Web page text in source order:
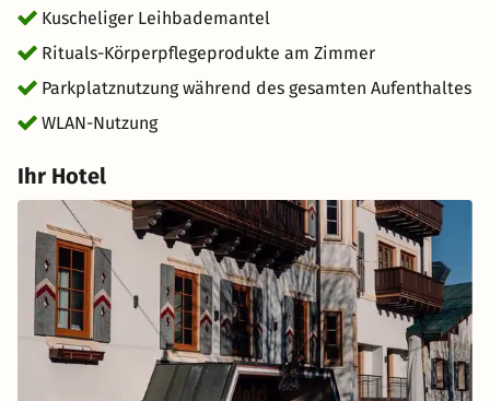
Kuscheliger Leihbademantel
Rituals-Körperpflegeprodukte am Zimmer
Parkplatznutzung während des gesamten Aufenthaltes
WLAN-Nutzung
Ihr Hotel